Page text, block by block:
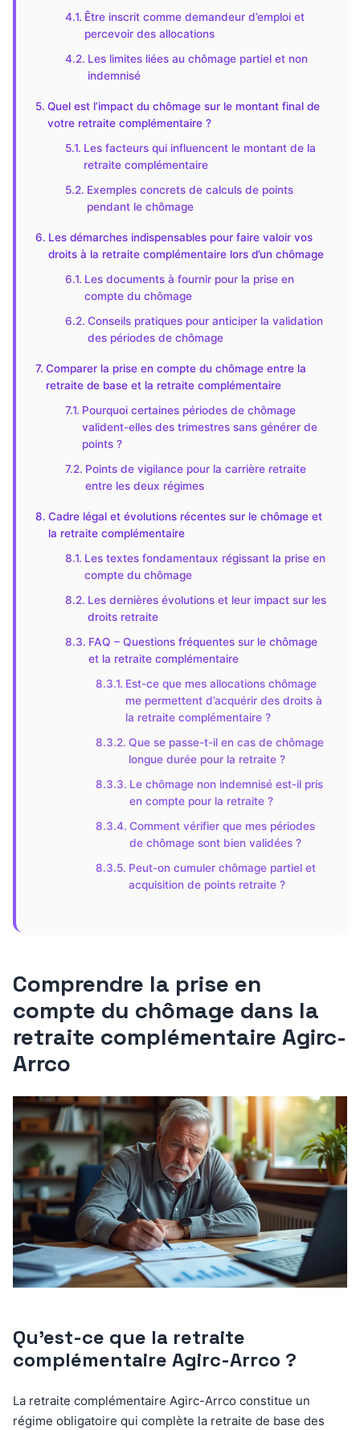
Être inscrit comme demandeur d’emploi et
percevoir des allocations
Les limites liées au chômage partiel et non
indemnisé
Quel est l’impact du chômage sur le montant final de
votre retraite complémentaire ?
Les facteurs qui influencent le montant de la
retraite complémentaire
Exemples concrets de calculs de points
pendant le chômage
Les démarches indispensables pour faire valoir vos
droits à la retraite complémentaire lors d’un chômage
Les documents à fournir pour la prise en
compte du chômage
Conseils pratiques pour anticiper la validation
des périodes de chômage
Comparer la prise en compte du chômage entre la
retraite de base et la retraite complémentaire
Pourquoi certaines périodes de chômage
valident-elles des trimestres sans générer de
points ?
Points de vigilance pour la carrière retraite
entre les deux régimes
Cadre légal et évolutions récentes sur le chômage et
la retraite complémentaire
Les textes fondamentaux régissant la prise en
compte du chômage
Les dernières évolutions et leur impact sur les
droits retraite
FAQ – Questions fréquentes sur le chômage
et la retraite complémentaire
Est-ce que mes allocations chômage
me permettent d’acquérir des droits à
la retraite complémentaire ?
Que se passe-t-il en cas de chômage
longue durée pour la retraite ?
Le chômage non indemnisé est-il pris
en compte pour la retraite ?
Comment vérifier que mes périodes
de chômage sont bien validées ?
Peut-on cumuler chômage partiel et
acquisition de points retraite ?
Comprendre la prise en
compte du chômage dans la
retraite complémentaire Agirc-
Arrco
Qu’est-ce que la retraite
complémentaire Agirc-Arrco ?
La retraite complémentaire Agirc-Arrco constitue un
régime obligatoire qui complète la retraite de base des